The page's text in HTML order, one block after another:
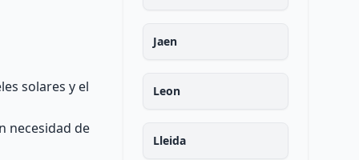
solares y el
necesidad de
Jaen
Leon
Lleida